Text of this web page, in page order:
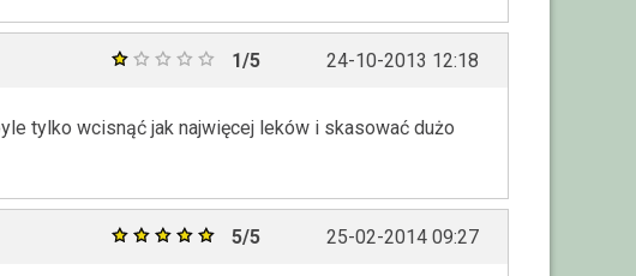
1/5 24-10-2013 12:18
tylko wcisnąć jak najwięcej leków i skasować dużo
5/5 25-02-2014 09:27